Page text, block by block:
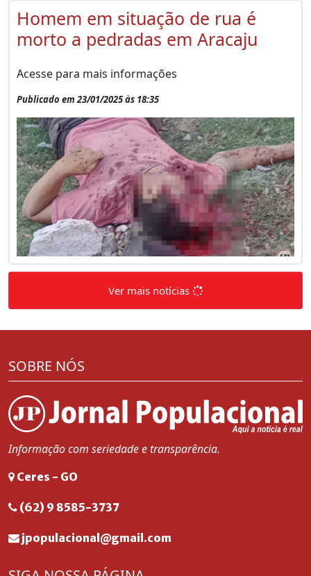
Homem em situação de rua é
morto a pedradas em Aracaju
Acesse para mais informações
Publicado em 23/01/2025 às 18:35
Ver mais notícias
SOBRE NÓS
Informação com seriedade e transparência.
Ceres - GO
(62) 9 8585-3737
jpopulacional@gmail.com